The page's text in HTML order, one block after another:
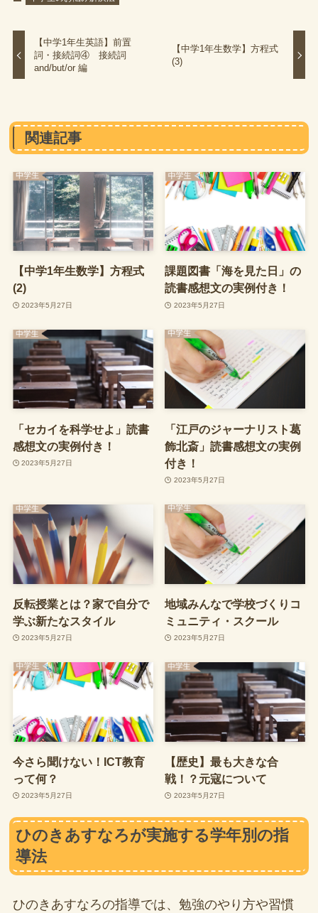
【中学1年生英語】前置
詞・接続詞④ 接続詞
and/but/or 編
【中学1年生数学】方程式
(3)
関連記事
【中学1年生数学】方程式
(2)
2023年5月27日
課題図書「海を見た日」の
読書感想文の実例付き！
2023年5月27日
「セカイを科学せよ」読書
感想文の実例付き！
2023年5月27日
「江戸のジャーナリスト葛
飾北斎」読書感想文の実例
付き！
2023年5月27日
反転授業とは？家で自分で
学ぶ新たなスタイル
2023年5月27日
地域みんなで学校づくりコ
ミュニティ・スクール
2023年5月27日
今さら聞けない！ICT教育
って何？
2023年5月27日
【歴史】最も大きな合
戦！？元寇について
2023年5月27日
ひのきあすなろが実施する学年別の指
導法
ひのきあすなろの指導では、勉強のやり方や習慣